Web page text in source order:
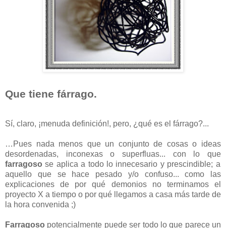
Que tiene fárrago.
Sí, claro, ¡menuda definición!, pero, ¿qué es el fárrago?...
…Pues nada menos que un conjunto de cosas o ideas
desordenadas, inconexas o superfluas... con lo que
farragoso se aplica a todo lo innecesario y prescindible; a
aquello que se hace pesado y/o confuso... como las
explicaciones de por qué demonios no terminamos el
proyecto X a tiempo o por qué llegamos a casa más tarde de
la hora convenida ;)
Farragoso potencialmente puede ser todo lo que parece un